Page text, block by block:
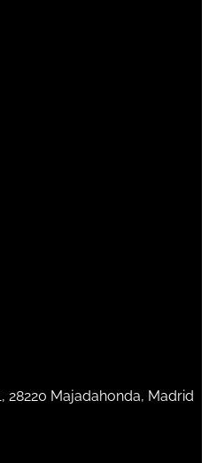
28220 Majadahonda, Madrid